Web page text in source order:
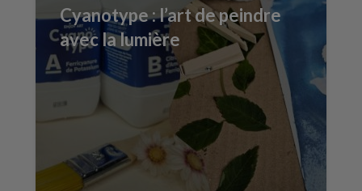
Cyanotype : l’art de peindre
avec la lumière